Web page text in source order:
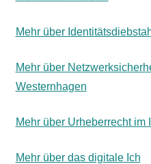
Mehr über
Mehr über
Westernhagen
Mehr über Urheberrecht im
Mehr über das digitale Ich